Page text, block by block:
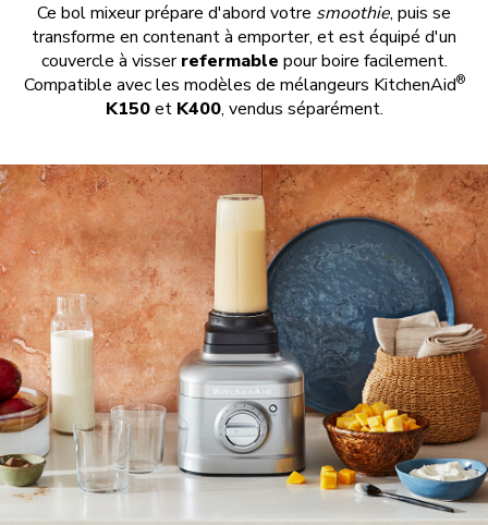
Ce bol mixeur prépare d'abord votre smoothie, puis se
transforme en contenant à emporter, et est équipé d'un
couvercle à visserrefermable pour boire facilement.
Compatible avec les modèles de mélangeurs KitchenAid®
K150et K400, vendus séparément.